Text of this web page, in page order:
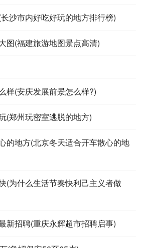
沙市内好吃好玩的地方排行榜)
图(福建旅游地图景点高清)
样(安庆发展前景怎么样?)
(郑州玩密室逃脱的地方)
的地方(北京冬天适合开车散心的地
(为什么生活节奏快利己主义者做
新招聘(重庆永辉超市招聘启事)